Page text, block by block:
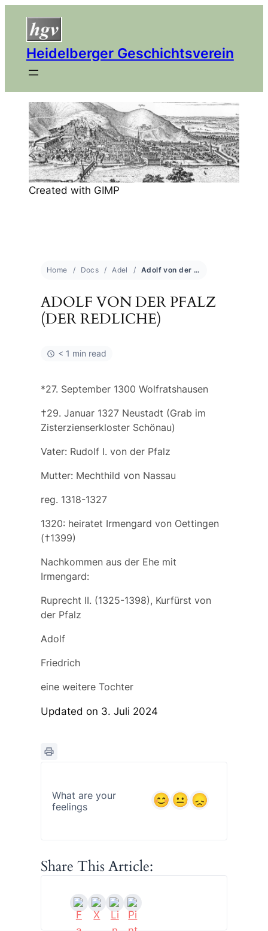
Heidelberger Geschichtsverein
Created with GIMP
Home Docs Adel Adolf von der Pfalz (der Redliche)
ADOLF VON DER PFALZ
(DER REDLICHE)
< 1 min read
*27. September 1300 Wolfratshausen
†29. Januar 1327 Neustadt (Grab im
Zisterzienserkloster Schönau)
Vater: Rudolf I. von der Pfalz
Mutter: Mechthild von Nassau
reg. 1318-1327
1320: heiratet Irmengard von Oettingen
(†1399)
Nachkommen aus der Ehe mit
Irmengard:
Ruprecht II. (1325-1398), Kurfürst von
der Pfalz
Adolf
Friedrich
eine weitere Tochter
Updated on 3. Juli 2024
What are your
feelings
Share This Article: